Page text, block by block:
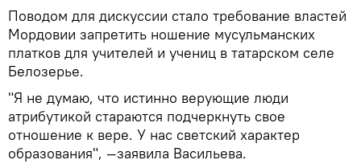
Поводом для дискуссии стало требование властей
Мордовии запретить ношение мусульманских
платков для учителей и учениц в татарском селе
Белозерье.
"Я не думаю, что истинно верующие люди
атрибутикой стараются подчеркнуть свое
отношение к вере. У нас светский характер
образования", —заявила Васильева.